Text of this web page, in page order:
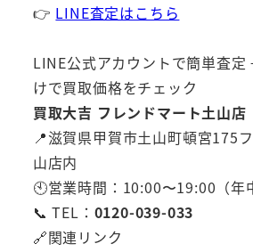
👉 LINE査定はこちら
LINE公式アカウントで簡単査
けで買取価格をチェック
買取大吉 フレンドマート土山店
📍滋賀県甲賀市土山町頓宮175
山店内
🕙営業時間：10:00〜19:00（年
📞 TEL： 0120-039-033
🔗関連リンク